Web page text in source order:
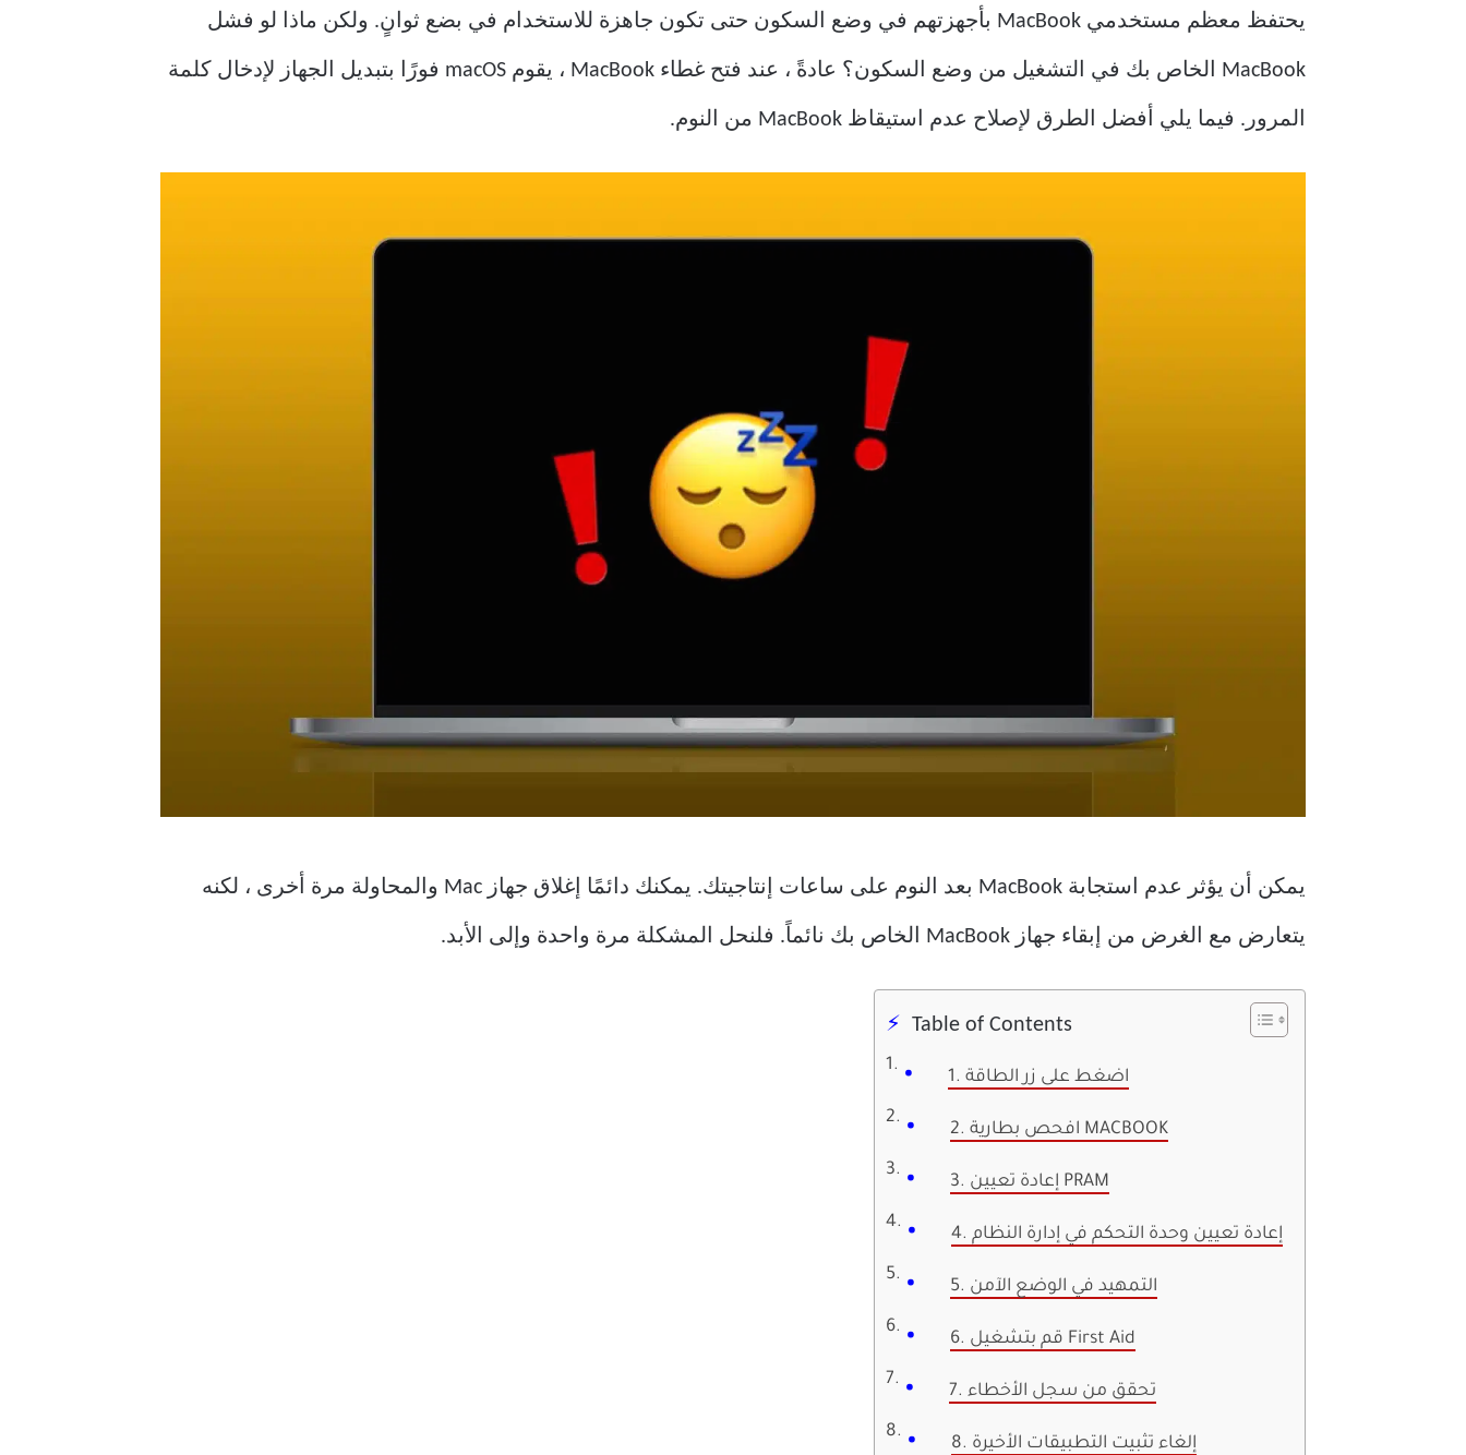
يحتفظ معظم مستخدمي MacBook بأجهزتهم في وضع السكون حتى تكون جاهزة للاستخدام في بضع ثوانٍ. ولكن ماذا لو فشل
MacBook الخاص بك في التشغيل من وضع السكون؟ عادةً ، عند فتح غطاء MacBook ، يقوم macOS فورًا بتبديل الجهاز لإدخال كلمة
المرور. فيما يلي أفضل الطرق لإصلاح عدم استيقاظ MacBook من النوم.
يمكن أن يؤثر عدم استجابة MacBook بعد النوم على ساعات إنتاجيتك. يمكنك دائمًا إغلاق جهاز Mac والمحاولة مرة أخرى ، لكنه
يتعارض مع الغرض من إبقاء جهاز MacBook الخاص بك نائماً. فلنحل المشكلة مرة واحدة وإلى الأبد.
Table of Contents
1. اضغط على زر الطاقة
2. افحص بطارية MACBOOK
3. إعادة تعيين PRAM
4. إعادة تعيين وحدة التحكم في إدارة النظام
5. التمهيد في الوضع الآمن
6. قم بتشغيل First Aid
7. تحقق من سجل الأخطاء
8. إلغاء تثبيت التطبيقات الأخيرة